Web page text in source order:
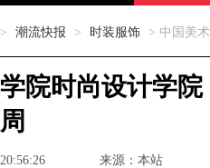
> 潮流快报 > 时装服饰 > 中国美
院时尚设计学
来源：本站